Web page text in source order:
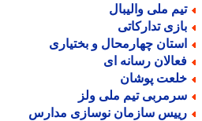
ملی والیبال
تدارکاتی
چهارمحال و بختیاری
رسانه ای
پوشان
تیم ملی ولز
سازمان نوسازی مدارس